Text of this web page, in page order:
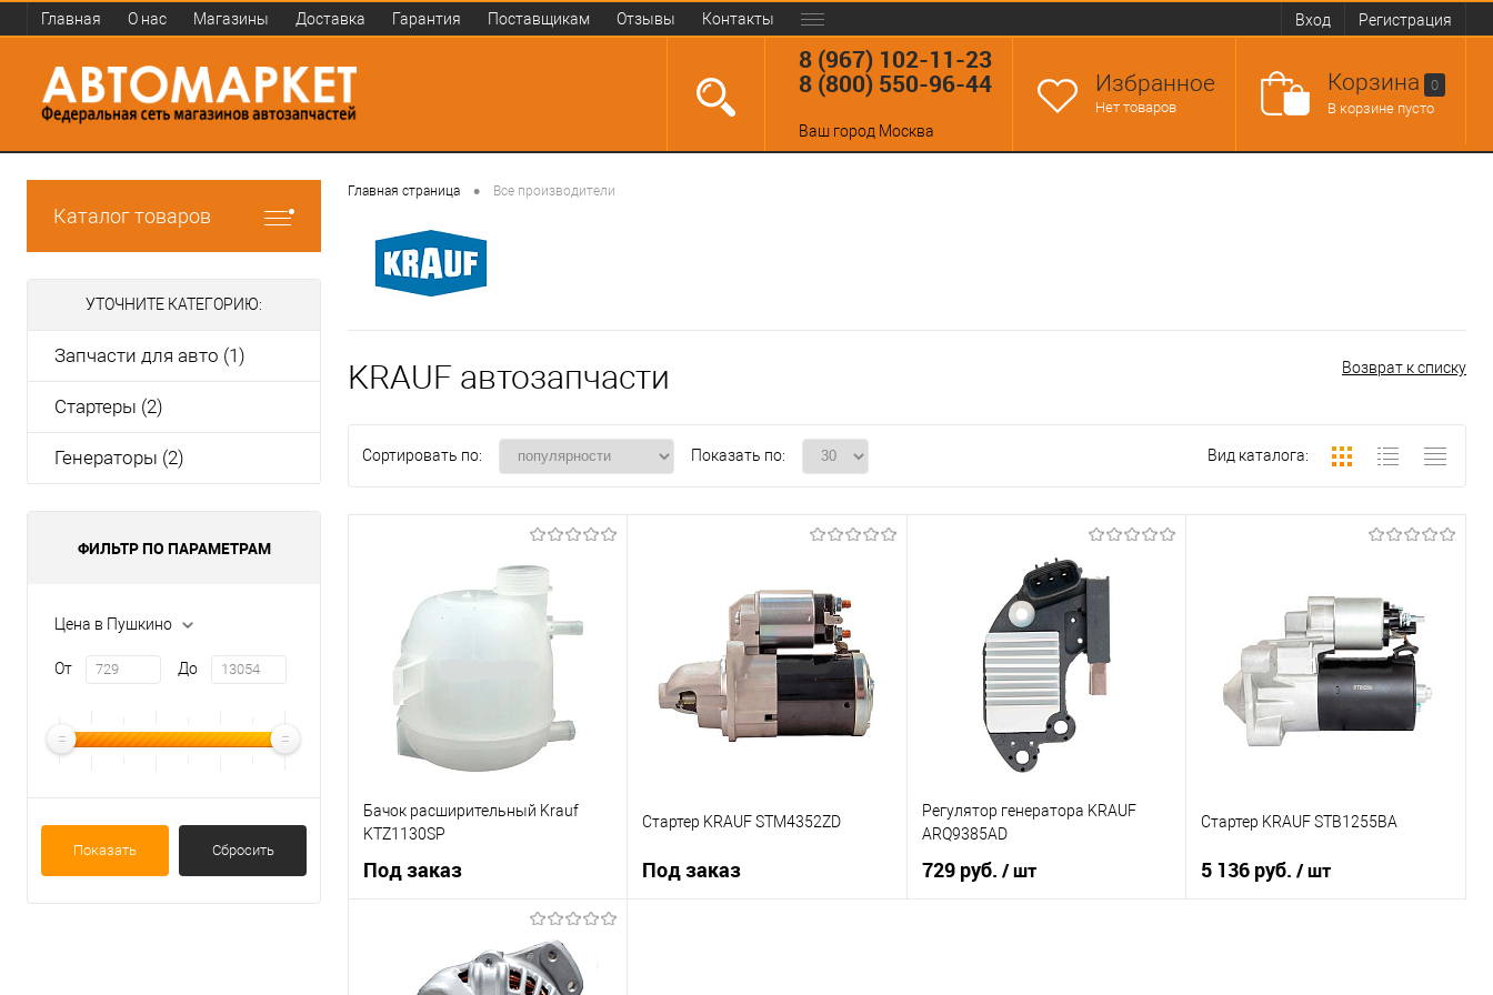
Главная О нас Магазины Доставка Гарантия Поставщикам Отзывы Контакты Вход Регистрация
8 (967) 102-11-23
8 (800) 550-96-44
Ваш город Москва
Избранное
Нет товаров
Корзина
0
В корзине пусто
Каталог товаров
УТОЧНИТЕ КАТЕГОРИЮ:
Запчасти для авто (1)
Стартеры (2)
Генераторы (2)
ФИЛЬТР ПО ПАРАМЕТРАМ
Цена в Пушкино
От До
Показать Сбросить
Главная страница • Все производители
Возврат к списку
KRAUF автозапчасти
Сортировать по: Показать по: Вид каталога:
Бачок расширительный Krauf
KTZ1130SP
Под заказ
Стартер KRAUF STM4352ZD
Под заказ
Регулятор генератора KRAUF
ARQ9385AD
729 руб. / шт
Стартер KRAUF STB1255BA
5 136 руб./ шт